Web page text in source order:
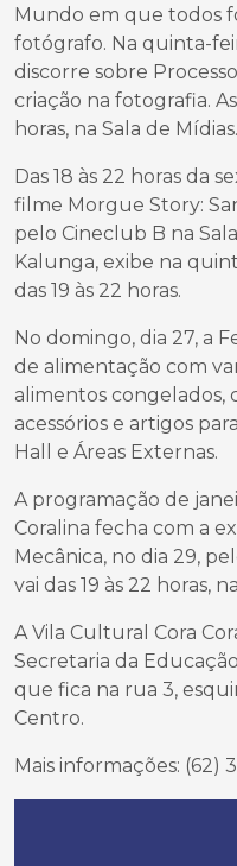
Mundo em que todos
fotógrafo. Na quinta-
discorre sobre
criação na fotografia.
horas, na Sala de Mídias.
Das 18 às 22 horas da
filme Morgue Story:
pelo Cineclub B na
Kalunga, exibe na
das 19 às 22 horas.
No domingo, dia 27, a
de alimentação com
alimentos congelados,
acessórios e artigos
Hall e Áreas Externas.
A programação de
Coralina fecha com a
Mecânica, no dia 29,
vai das 19 às 22 horas,
A Vila Cultural Cora
Secretaria da
que fica na rua 3,
Centro.
Mais informações: (62)